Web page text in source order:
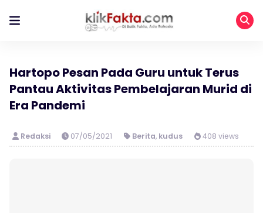
Hartopo Pesan Pada Guru untuk Terus
Pantau Aktivitas Pembelajaran Murid di
Era Pandemi
Redaksi 07/05/2021 Berita, kudus 408 views